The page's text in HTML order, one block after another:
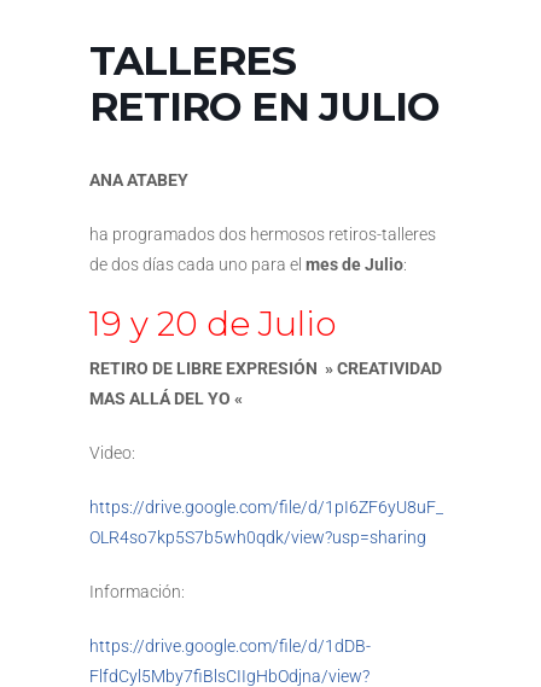
TALLERES
RETIRO EN JULIO
ANA ATABEY
ha programados dos hermosos retiros-talleres
de dos días cada uno para el mes de Julio:
19 y 20 de Julio
RETIRO DE LIBRE EXPRESIÓN » CREATIVIDAD
MAS ALLÁ DEL YO «
Video:
https://drive.google.com/file/d/1pI6ZF6yU8uF_
OLR4so7kp5S7b5wh0qdk/view?usp=sharing
Información:
https://drive.google.com/file/d/1dDB-
FlfdCyl5Mby7fiBlsCIIgHbOdjna/view?